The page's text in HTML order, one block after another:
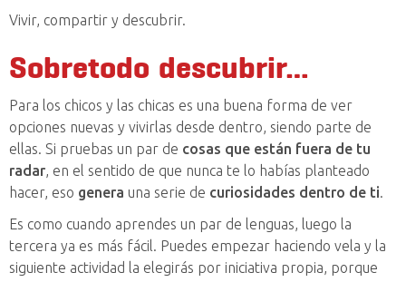
Vivir, compartir y descubrir.
Sobretodo descubrir…
Para los chicos y las chicas es una buena forma de ver
opciones nuevas y vivirlas desde dentro, siendo parte de
ellas. Si pruebas un par de cosas que están fuera de tu
radar, en el sentido de que nunca te lo habías planteado
hacer, eso genera una serie de curiosidades dentro de ti.
Es como cuando aprendes un par de lenguas, luego la
tercera ya es más fácil. Puedes empezar haciendo vela y la
siguiente actividad la elegirás por iniciativa propia, porque